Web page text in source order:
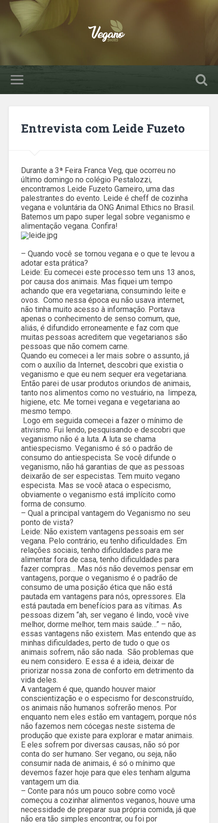
Entrevista com Leide Fuzeto
Durante a 3ª Feira Franca Veg, que ocorreu no
último domingo no colégio Pestalozzi,
encontramos Leide Fuzeto Gameiro, uma das
palestrantes do evento. Leide é cheff de cozinha
vegana e voluntária da ONG Animal Ethics no Brasil.
Batemos um papo super legal sobre veganismo e
alimentação vegana. Confira!
– Quando você se tornou vegana e o que te levou a
adotar esta prática?
Leide: Eu comecei este processo tem uns 13 anos,
por causa dos animais. Mas fiquei um tempo
achando que era vegetariana, consumindo leite e
ovos. Como nessa época eu não usava internet,
não tinha muito acesso à informação. Portava
apenas o conhecimento de senso comum, que,
aliás, é difundido erroneamente e faz com que
muitas pessoas acreditem que vegetarianos são
pessoas que não comem carne.
Quando eu comecei a ler mais sobre o assunto, já
com o auxílio da Internet, descobri que existia o
veganismo e que eu nem sequer era vegetariana.
Então parei de usar produtos oriundos de animais,
tanto nos alimentos como no vestuário, na limpeza,
higiene, etc. Me tornei vegana e vegetariana ao
mesmo tempo.
Logo em seguida comecei a fazer o mínimo de
ativismo. Fui lendo, pesquisando e descobri que
veganismo não é a luta. A luta se chama
antiespecismo. Veganismo é só o padrão de
consumo do antiespecista. Se você difunde o
veganismo, não há garantias de que as pessoas
deixarão de ser especistas. Tem muito vegano
especista. Mas se você ataca o especismo,
obviamente o veganismo está implícito como
forma de consumo.
– Qual a principal vantagem do Veganismo no seu
ponto de vista?
Leide: Não existem vantagens pessoais em ser
vegana. Pelo contrário, eu tenho dificuldades. Em
relações sociais, tenho dificuldades para me
alimentar fora de casa, tenho dificuldades para
fazer compras… Mas nós não devemos pensar em
vantagens, porque o veganismo é o padrão de
consumo de uma posição ética que não está
pautada em vantagens para nós, opressores. Ela
está pautada em benefícios para as vítimas. As
pessoas dizem “ah, ser vegano é lindo, você vive
melhor, dorme melhor, tem mais saúde…” – não,
essas vantagens não existem. Mas entendo que as
minhas dificuldades, perto de tudo o que os
animais sofrem, não são nada. São problemas que
eu nem considero. E essa é a ideia, deixar de
priorizar nossa zona de conforto em detrimento da
vida deles.
A vantagem é que, quando houver maior
conscientização e o especismo for desconstruído,
os animais não humanos sofrerão menos. Por
enquanto nem eles estão em vantagem, porque nós
não fazemos nem cócegas neste sistema de
produção que existe para explorar e matar animais.
E eles sofrem por diversas causas, não só por
conta do ser humano. Ser vegano, ou seja, não
consumir nada de animais, é só o mínimo que
devemos fazer hoje para que eles tenham alguma
vantagem um dia.
– Conte para nós um pouco sobre como você
começou a cozinhar alimentos veganos, houve uma
necessidade de preparar sua própria comida, já que
não era tão simples encontrar, ou foi por